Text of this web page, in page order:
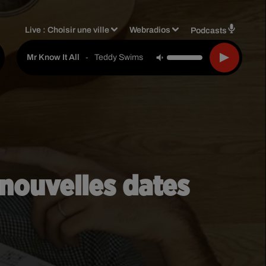
Live :Choisir une ville Webradios Podcasts
Mr Know It All - Teddy Swims
dates